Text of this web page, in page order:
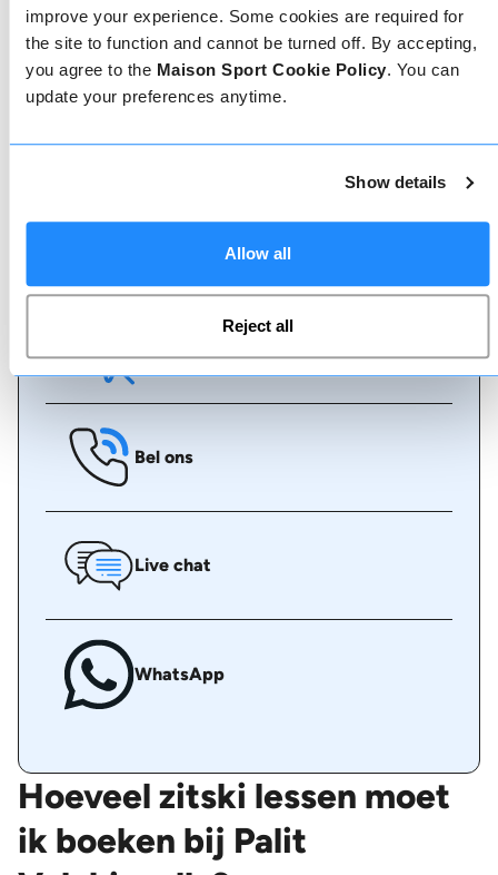
improve your experience. Some cookies are required for
the site to function and cannot be turned off. By accepting,
you agree to the Maison Sport Cookie Policy. You can
update your preferences anytime.
Show details
Allow all
Reject all
de geverifieerde reviews over onze leraren om de
juiste leraar te kiezen. Boek lessen met een van
onze leraren voor een 5-sterrenervaring.
Boeken
vriendelijke, deskundige team staat altijd klaar om
je te helpen - boek direct online of praat met ons
Bel ons
Live chat
WhatsApp
Hoeveel zitski lessen moet
ik boeken bij Palit